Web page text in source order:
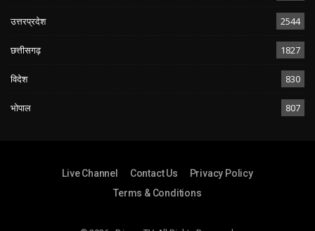
उत्तरप्रदेश 2544
छत्तीसगढ़ 1827
विदेश 830
भोपाल 807
Live Channel Contact Us
Privacy Policy
Terms & Conditions